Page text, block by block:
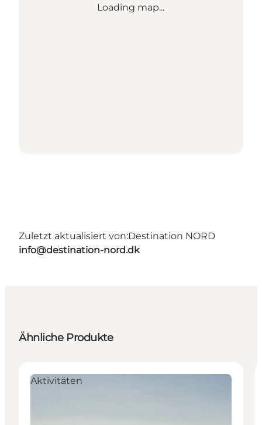
Loading map...
Zuletzt aktualisiert von:Destination NORD
info@destination-nord.dk
Ähnliche Produkte
Aktivitäten